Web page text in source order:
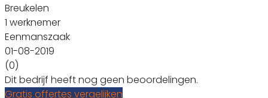
Breukelen
1 werknemer
Eenmanszaak
01-08-2019
(0)
Dit bedrijf heeft nog geen beoordelingen.
Gratis offertes vergelijken